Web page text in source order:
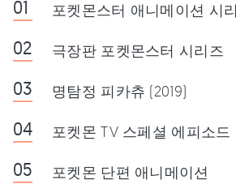
포켓몬스터 애니메이션 시
극장판 포켓몬스터 시리즈
명탐정 피카츄 (2019)
포켓몬 TV 스페셜 에피소드
포켓몬 단편 애니메이션